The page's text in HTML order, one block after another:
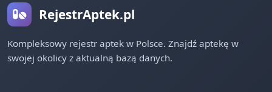
RejestrAptek.pl
Kompleksowy rejestr aptek w Polsce. Znajdź aptekę w
swojej okolicy z aktualną bazą danych.